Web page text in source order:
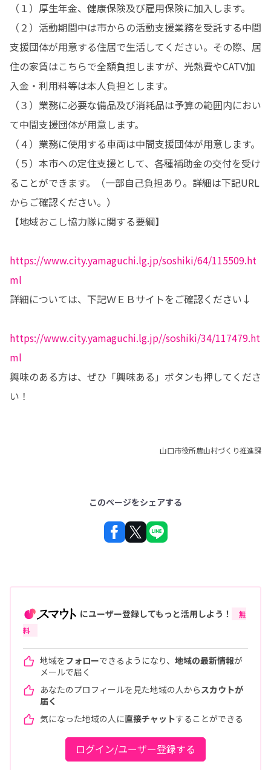
（１）厚生年金、健康保険及び雇用保険に加入します。
（２）活動期間中は市からの活動支援業務を受託する中間
支援団体が用意する住居で生活してください。その際、居
住の家賃はこちらで全額負担しますが、光熱費やCATV加
入金・利用料等は本人負担とします。
（３）業務に必要な備品及び消耗品は予算の範囲内におい
て中間支援団体が用意します。
（４）業務に使用する車両は中間支援団体が用意します。
（５）本市への定住支援として、各種補助金の交付を受け
ることができます。（一部自己負担あり。詳細は下記URL
からご確認ください。）
【地域おこし協力隊に関する要綱】
https://www.city.yamaguchi.lg.jp/soshiki/64/115509.ht
ml
詳細については、下記ＷＥＢサイトをご確認ください↓
https://www.city.yamaguchi.lg.jp//soshiki/34/117479.ht
ml
興味のある方は、ぜひ「興味ある」ボタンも押してくださ
い！
山口市役所農山村づくり推進課
このページをシェアする
にユーザー登録してもっと活用しよう！
無
料
地域をフォローできるようになり、 地域の最新情報が
メールで届く
あなたのプロフィールを見た地域の人から スカウトが
届く
気になった地域の人に直接チャットすることができる
ログイン/ユーザー登録する